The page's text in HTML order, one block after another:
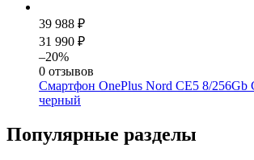
39 988 ₽
31 990 ₽
–20%
0 отзывов
Смартфон OnePlus Nord CE5 8/256Gb
черный
Популярные разделы